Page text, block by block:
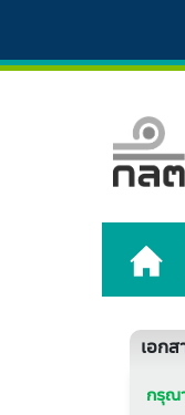
เอก
กรุณ